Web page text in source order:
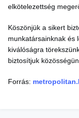
elkötelezettség
Köszönjük a sikert
munkatársainknak és
kiválóságra
biztosítjuk
Forrás: